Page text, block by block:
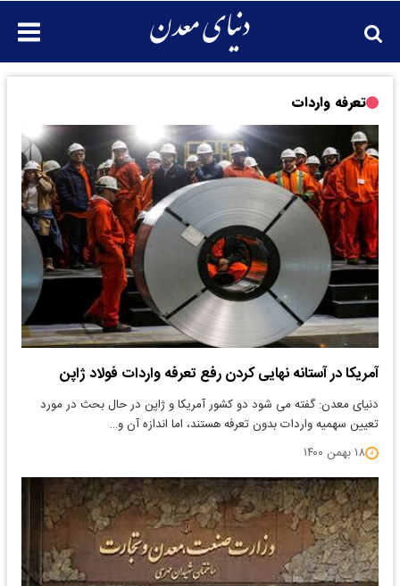
تعرفه واردات
آمریکا در آستانه نهایی کردن رفع تعرفه واردات فولاد ژاپن
دنیای معدن: گفته می شود دو کشور آمریکا و ژاپن در حال بحث در مورد
تعیین سهمیه واردات بدون تعرفه هستند، اما اندازه آن و…
۱۸ بهمن ۱۴۰۰